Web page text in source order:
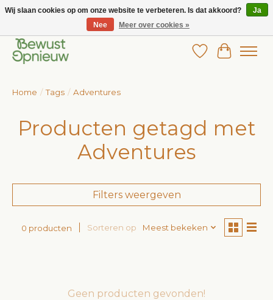
Wij bieden het grootste aanbod in betaalbare kinderkleding!
Verlanglijst
Home / Tags / Adventures
Producten getagd met
Adventures
Filters weergeven
0 producten Sorteren op Meest bekeken
Geen producten gevonden!
Wij slaan cookies op om onze website te verbeteren. Is dat akkoord?
Ja
Nee
Meer over cookies »